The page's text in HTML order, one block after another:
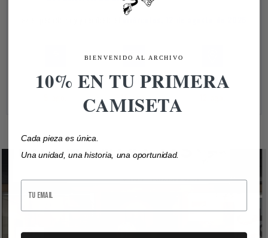
miércoles, 12 de agosto de 2026
Pedido Envío
10 ago.
Llegada
BIENVENIDO AL ARCHIVO
10% EN TU PRIMERA
CAMISETA
Cada pieza es única.
Una unidad, una historia, una oportunidad.
Email